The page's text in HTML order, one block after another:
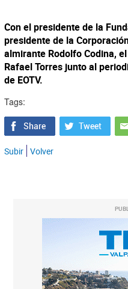
Con el presidente de la
presidente de la
almirante Rodolfo Codina,
Rafael Torres junto al
de EOTV.
Tags:
Subir Volver